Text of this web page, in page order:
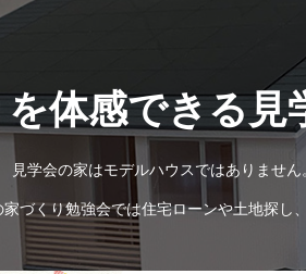
体感できる見
見学会の家はモデルハウスではありませ
家づくり勉強会では住宅ローンや土地探し